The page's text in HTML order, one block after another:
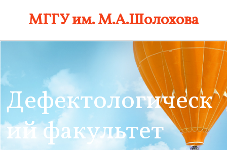
МГГУ им. М.А.Шолохова
Дефектологическ
ий факультет